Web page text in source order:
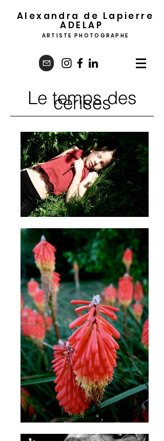
Alexandra de Lapierre
ADELA P
ARTISTE PHOTOGRAPHE
Le temps des
cerises